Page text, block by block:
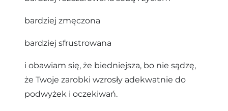
bardziej zmęczona
bardziej sfrustrowana
i obawiam się, że biedniejsza, bo nie sądzę,
że Twoje zarobki wzrosły adekwatnie do
podwyżek i oczekiwań.